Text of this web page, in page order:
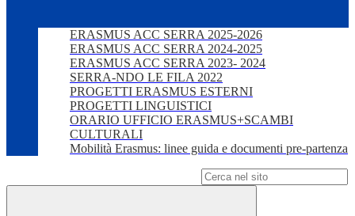
ERASMUS ACC SERRA 2025-2026
ERASMUS ACC SERRA 2024-2025
ERASMUS ACC SERRA 2023- 2024
SERRA-NDO LE FILA 2022
PROGETTI ERASMUS ESTERNI
PROGETTI LINGUISTICI
ORARIO UFFICIO ERASMUS+SCAMBI
CULTURALI
Mobilità Erasmus: linee guida e documenti pre-partenza